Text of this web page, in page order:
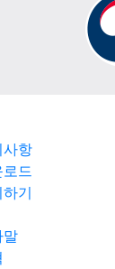
사항
로드
기
말